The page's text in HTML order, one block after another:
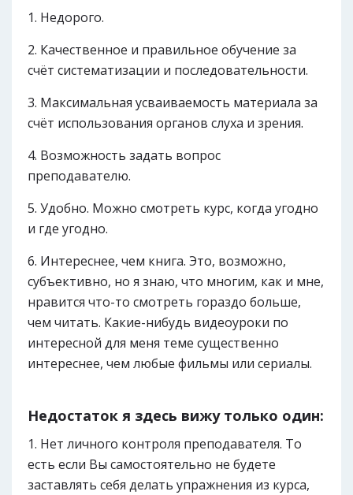
Недорого.
Качественное и правильное обучение за
счёт систематизации и последовательности.
Максимальная усваиваемость материала за
счёт использования органов слуха и зрения.
Возможность задать вопрос
преподавателю.
Удобно. Можно смотреть курс, когда угодно
и где угодно.
Интереснее, чем книга. Это, возможно,
субъективно, но я знаю, что многим, как и мне,
нравится что-то смотреть гораздо больше,
чем читать. Какие-нибудь видеоуроки по
интересной для меня теме существенно
интереснее, чем любые фильмы или сериалы.
Недостаток я здесь вижу только один:
Нет личного контроля преподавателя. То
есть если Вы самостоятельно не будете
заставлять себя делать упражнения из курса,